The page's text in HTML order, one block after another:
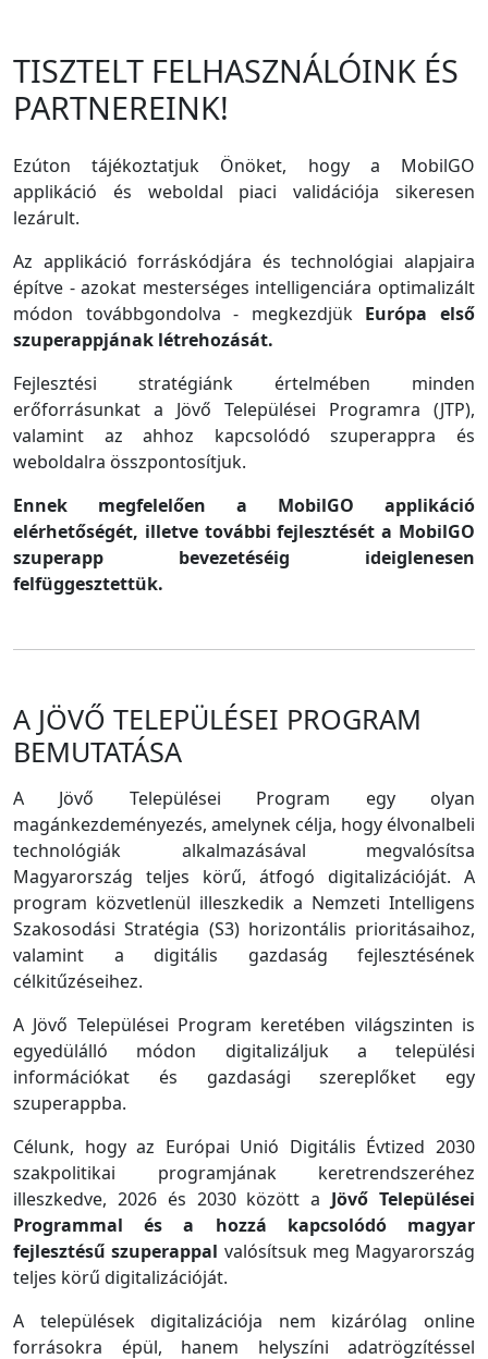
TISZTELT FELHASZNÁLÓINK ÉS
PARTNEREINK!
Ezúton tájékoztatjuk Önöket, hogy a MobilGO
applikáció és weboldal piaci validációja sikeresen
lezárult.
Az applikáció forráskódjára és technológiai alapjaira
építve - azokat mesterséges intelligenciára optimalizált
módon továbbgondolva - megkezdjük Európa első
szuperappjának létrehozását.
Fejlesztési stratégiánk értelmében minden
erőforrásunkat a Jövő Települései Programra (JTP),
valamint az ahhoz kapcsolódó szuperappra és
weboldalra összpontosítjuk.
Ennek megfelelően a MobilGO applikáció
elérhetőségét, illetve további fejlesztését a MobilGO
szuperapp bevezetéséig ideiglenesen
felfüggesztettük.
A JÖVŐ TELEPÜLÉSEI PROGRAM
BEMUTATÁSA
A Jövő Települései Program egy olyan
magánkezdeményezés, amelynek célja, hogy élvonalbeli
technológiák alkalmazásával megvalósítsa
Magyarország teljes körű, átfogó digitalizációját. A
program közvetlenül illeszkedik a Nemzeti Intelligens
Szakosodási Stratégia (S3) horizontális prioritásaihoz,
valamint a digitális gazdaság fejlesztésének
célkitűzéseihez.
A Jövő Települései Program keretében világszinten is
egyedülálló módon digitalizáljuk a települési
információkat és gazdasági szereplőket egy
szuperappba.
Célunk, hogy az Európai Unió Digitális Évtized 2030
szakpolitikai programjának keretrendszeréhez
illeszkedve, 2026 és 2030 között a Jövő Települései
Programmal és a hozzá kapcsolódó magyar
fejlesztésű szuperappal valósítsuk meg Magyarország
teljes körű digitalizációját.
A települések digitalizációja nem kizárólag online
forrásokra épül, hanem helyszíni adatrögzítéssel